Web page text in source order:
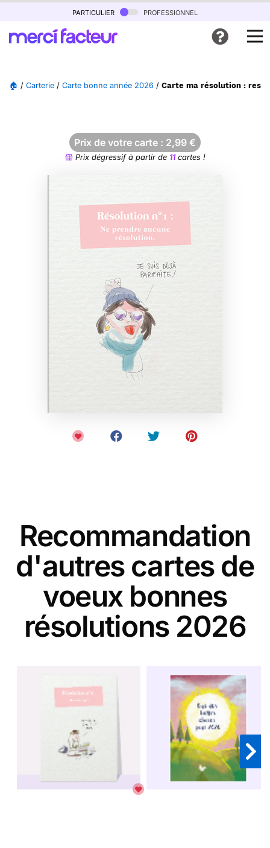
particulier professionnel
🏠 / Carterie / Carte bonne année 2026 / Carte ma résolution :
Prix de votre carte : 2,99 €
Prix dégressif à partir de 11cartes !
Recommandation
d'autres cartes de
voeux bonnes
résolutions 2026